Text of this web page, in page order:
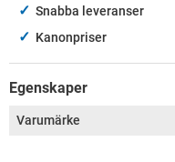
✓ Snabba leveranser
✓ Kanonpriser
Egenskaper
Varumärke